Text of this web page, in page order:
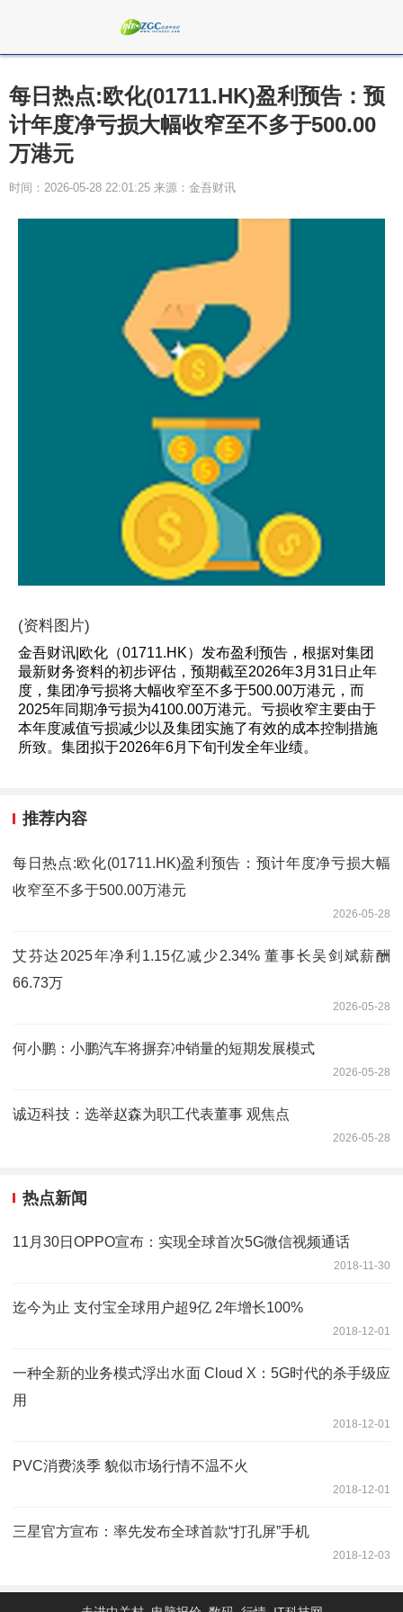
每日热点:欧化(01711.HK)盈利预告：预
计年度净亏损大幅收窄至不多于500.00
万港元
时间：2026-05-28 22:01:25 来源：金吾财讯
(资料图片)
金吾财讯|欧化（01711.HK）发布盈利预告，根据对集团
最新财务资料的初步评估，预期截至2026年3月31日止年
度，集团净亏损将大幅收窄至不多于500.00万港元，而
2025年同期净亏损为4100.00万港元。亏损收窄主要由于
本年度减值亏损减少以及集团实施了有效的成本控制措施
所致。集团拟于2026年6月下旬刊发全年业绩。
推荐内容
每日热点:欧化(01711.HK)盈利预告：预计年度净亏损大幅
收窄至不多于500.00万港元
2026-05-28
艾芬达2025年净利1.15亿减少2.34% 董事长吴剑斌薪酬
66.73万
2026-05-28
何小鹏：小鹏汽车将摒弃冲销量的短期发展模式
2026-05-28
诚迈科技：选举赵森为职工代表董事 观焦点
2026-05-28
热点新闻
11月30日OPPO宣布：实现全球首次5G微信视频通话
2018-11-30
迄今为止 支付宝全球用户超9亿 2年增长100%
2018-12-01
一种全新的业务模式浮出水面 Cloud X：5G时代的杀手级应
用
2018-12-01
PVC消费淡季 貌似市场行情不温不火
2018-12-01
三星官方宣布：率先发布全球首款“打孔屏”手机
2018-12-03